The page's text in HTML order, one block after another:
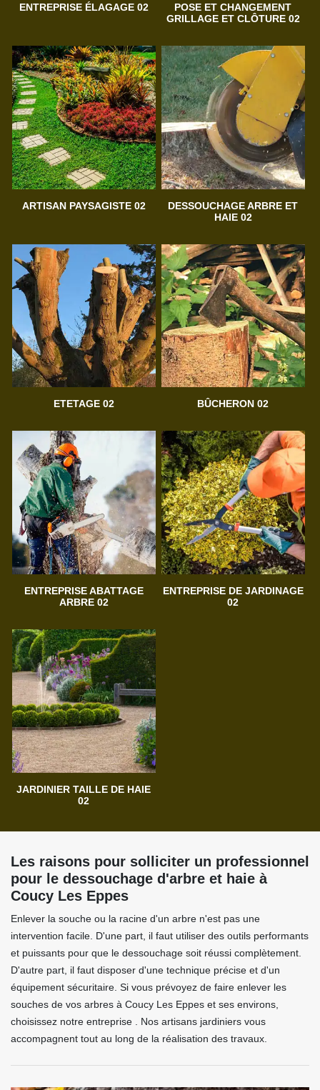
ENTREPRISE ÉLAGAGE 02
POSE ET CHANGEMENT
GRILLAGE ET CLÔTURE 02
ARTISAN PAYSAGISTE 02
DESSOUCHAGE ARBRE ET
HAIE 02
ETETAGE 02 BÛCHERON 02
ENTREPRISE ABATTAGE
ARBRE 02
ENTREPRISE DE JARDINAGE
02
JARDINIER TAILLE DE HAIE
02
Les raisons pour solliciter un professionnel
pour le dessouchage d'arbre et haie à
Coucy Les Eppes
Enlever la souche ou la racine d'un arbre n'est pas une
intervention facile. D'une part, il faut utiliser des outils performants
et puissants pour que le dessouchage soit réussi complètement.
D'autre part, il faut disposer d'une technique précise et d'un
équipement sécuritaire. Si vous prévoyez de faire enlever les
souches de vos arbres à Coucy Les Eppes et ses environs,
choisissez notre entreprise . Nos artisans jardiniers vous
accompagnent tout au long de la réalisation des travaux.